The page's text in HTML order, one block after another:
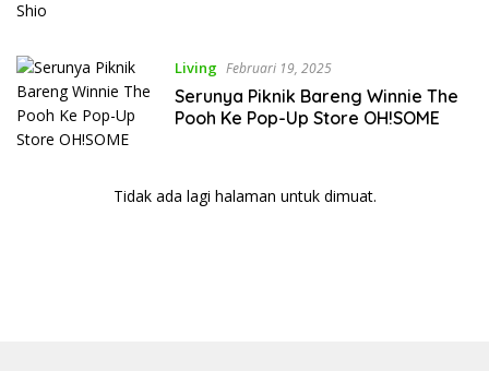
Living Februari 19, 2025
Serunya Piknik Bareng Winnie The
Pooh Ke Pop-Up Store OH!SOME
Tidak ada lagi halaman untuk dimuat.